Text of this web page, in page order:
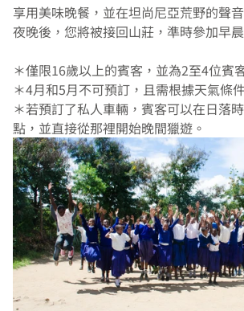
享用美味晚餐，並在坦尚尼亞荒野的聲
夜晚後，您將被接回山莊，準時參加早
＊僅限16歲以上的賓客，並為2至4位賓
＊4月和5月不可預訂，且需根據天氣條
＊若預訂了私人車輛，賓客可以在日落
點，並直接從那裡開始晚間獵遊。